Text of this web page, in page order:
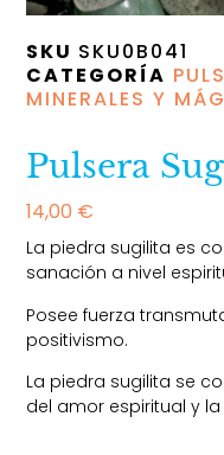
SKU SKU0B041
CATEGORÍA
MINERALES Y
Pulsera
14,00 €
La piedra sugilita es
sanación a nivel
Posee fuerza
positivismo.
La piedra sugilita se
del amor espiritual y